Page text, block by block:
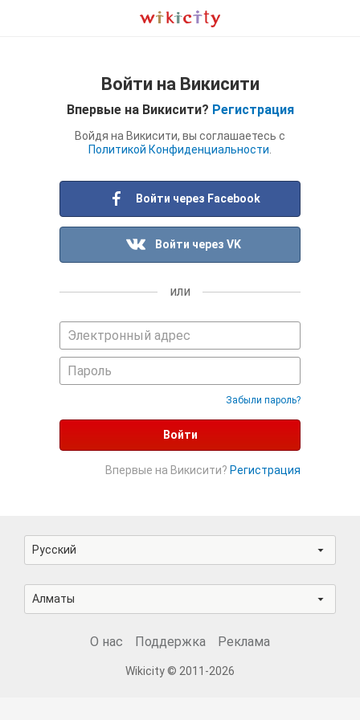
Войти на Викисити
Впервые на Викисити? Регистрация
Войдя на Викисити, вы соглашаетесь с
Политикой Конфиденциальности
Войти через Facebook
Войти через VK
или
Забыли пароль?
Войти
Впервые на Викисити? Регистрация
Русский
Алматы
О нас Поддержка Реклама
Wikicity © 2011-2026